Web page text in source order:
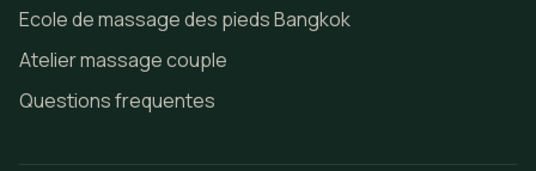
Ecole de massage des pieds Bangkok
Atelier massage couple
Questions frequentes